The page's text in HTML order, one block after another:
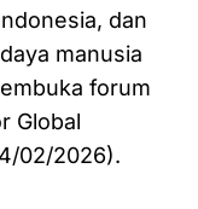
dan
manusia
forum
Global
02/2026).